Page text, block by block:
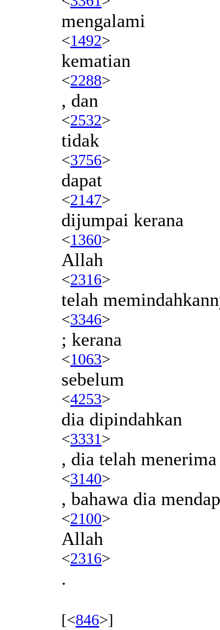
mengalami
<1492>
kematian
<2288>
, dan
<2532>
tidak
<3756>
dapat
<2147>
dijumpai kerana
<1360>
Allah
<2316>
telah
<3346>
; kerana
<1063>
sebelum
<4253>
dia dipindahkan
<3331>
, dia telah
<3140>
, bahawa dia
<2100>
Allah
<2316>
.
[<846>]